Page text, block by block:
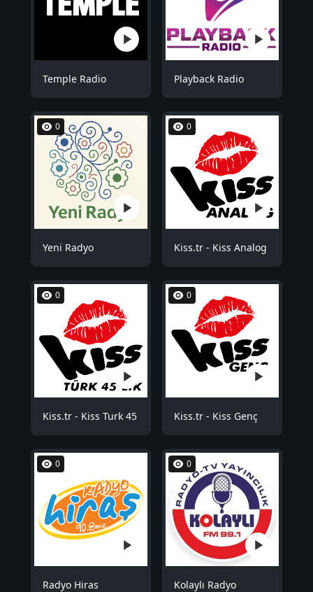
Temple Radio Playback Radio
0
Yeni Radyo
0
Kiss.tr - Kiss Analog
0
Kiss.tr - Kiss Turk 45
0
Kiss.tr - Kiss Genç
0
Radyo Hiras
0
Kolaylı Radyo